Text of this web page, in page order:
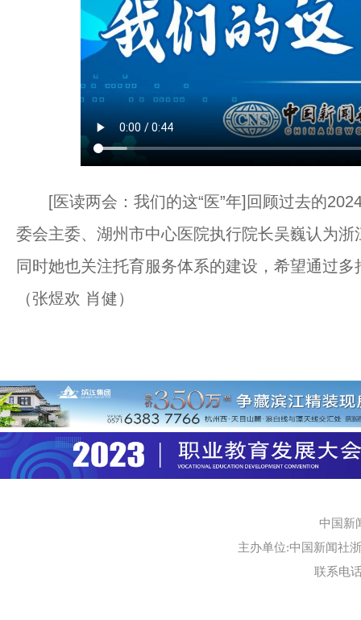
[医读两会：我们的这“医”年]回顾过去的
委会主委、湖州市中心医院执行院长吴巍认为
同时她也关注托育服务体系的建设，希望通过
（张煜欢 肖健）
中国新
主办单位:中国新闻社
联系电